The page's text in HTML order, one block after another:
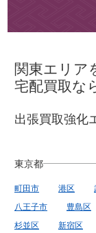
関東エリア
宅配買取な
出張買取強化
東京都
町田市 港区
八王子市
豊島区
杉並区
新宿区